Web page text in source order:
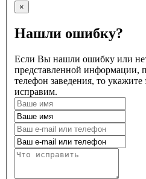
×
Нашли ошибку?
Если Вы нашли ошибку или
представленной информации,
телефон заведения, то
исправим.